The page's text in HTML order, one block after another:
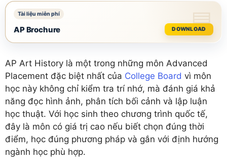
AP Brochure DOWNLOAD
AP Art History là một trong những môn Advanced
Placement đặc biệt nhất của College Board vì môn
học này không chỉ kiểm tra trí nhớ, mà đánh giá khả
năng đọc hình ảnh, phân tích bối cảnh và lập luận
học thuật. Với học sinh theo chương trình quốc tế,
đây là môn có giá trị cao nếu biết chọn đúng thời
điểm, học đúng phương pháp và gắn với định hướng
ngành học phù hợp.